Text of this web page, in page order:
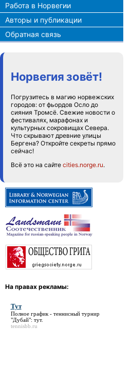
Работа в Норвегии
Авторы и публикации
Обратная связь
Норвегия зовёт!
Погрузитесь в магию норвежских
городов: от фьордов Осло до
сияния Тромсё. Свежие новости о
фестивалях, марафонах и
культурных сокровищах Севера.
Что скрывают древние улицы
Бергена? Откройте секреты прямо
сейчас!
Всё это на сайте cities.norge.ru.
На правах рекламы:
Тут
Полное график - теннисный турнир
"Дубай": тут.
tennisbb.ru